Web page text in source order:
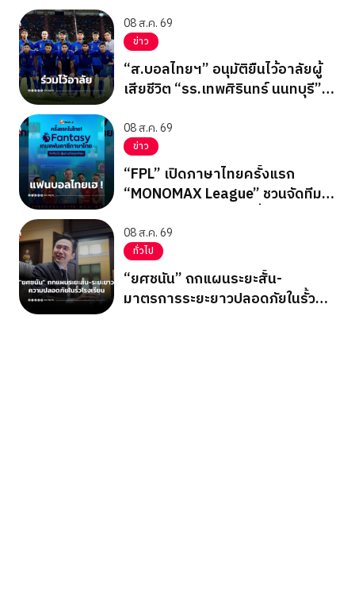
08 ส.ค. 69
ข่าว
“ส.บอลไทยฯ” อนุมัติยืนไว้อาลัยผู้
เสียชีวิต “รร.เทพศิรินทร์ นนทบุรี”
08 ส.ค. 69
ข่าว
“FPL” เปิดภาษาไทยครั้งแรก
“MONOMAX League” ชวนจัดทีม
08 ส.ค. 69
ทั่วไป
“ยศชนัน” ถกแผนระยะสั้น-
มาตรการระยะยาวปลอดภัยในรั้ว